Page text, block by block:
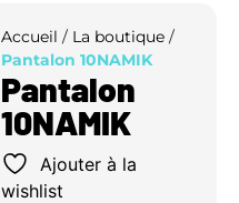
Accueil / La boutique/
Pantalon 10NAMIK
Pantalon
10NAMIK
Ajouter à la
wishlist